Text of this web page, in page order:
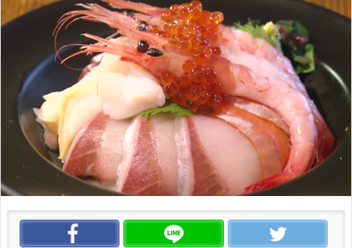
この動画をいいね！ この動画をLINEで送る